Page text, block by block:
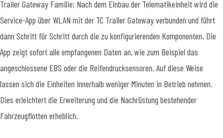
Trailer Gateway Familie: Nach dem Einbau der Telematikeinheit wird die
Service-App über WLAN mit der TC Trailer Gateway verbunden und führt
dann Schritt für Schritt durch die zu konfigurierenden Komponenten. Die
App zeigt sofort alle empfangenen Daten an, wie zum Beispiel das
angeschlossene EBS oder die Reifendrucksensoren. Auf diese Weise
lassen sich die Einheiten innerhalb weniger Minuten in Betrieb nehmen.
Dies erleichtert die Erweiterung und die Nachrüstung bestehender
Fahrzeugflotten erheblich.